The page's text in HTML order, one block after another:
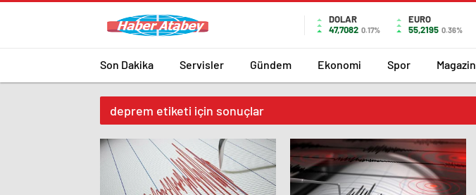
DOLAR
47,7082 0.17%
EURO
55,2195 0.36%
Son Dakika Servisler Gündem Ekonomi Spor Magazin
deprem etiketi için sonuçlar